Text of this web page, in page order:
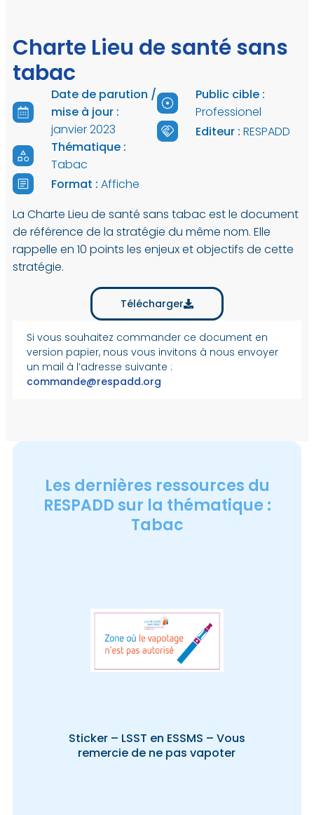
Charte Lieu de santé sans
tabac
Date de parution /
mise à jour :
janvier 2023
Thématique :
Tabac
Format : Affiche
Public cible :
Professionel
Editeur : RESPADD
La Charte Lieu de santé sans tabac est le document
de référence de la stratégie du même nom. Elle
rappelle en 10 points les enjeux et objectifs de cette
stratégie.
Télécharger
Si vous souhaitez commander ce document en
version papier, nous vous invitons à nous envoyer
un mail à l’adresse suivante :
commande@respadd.org
Les dernières ressources du
RESPADD sur la thématique :
Tabac
Sticker – LSST en ESSMS – Vous
remercie de ne pas vapoter